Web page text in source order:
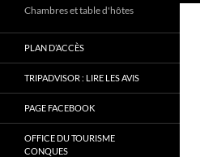
Chambres et table d'hôtes
PLAN D’ACCÈS
TRIPADVISOR : LIRE LES AVIS
PAGE FACEBOOK
OFFICE DU TOURISME
CONQUES